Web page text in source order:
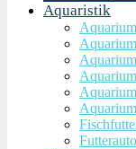
Aquaristik
Aquarium